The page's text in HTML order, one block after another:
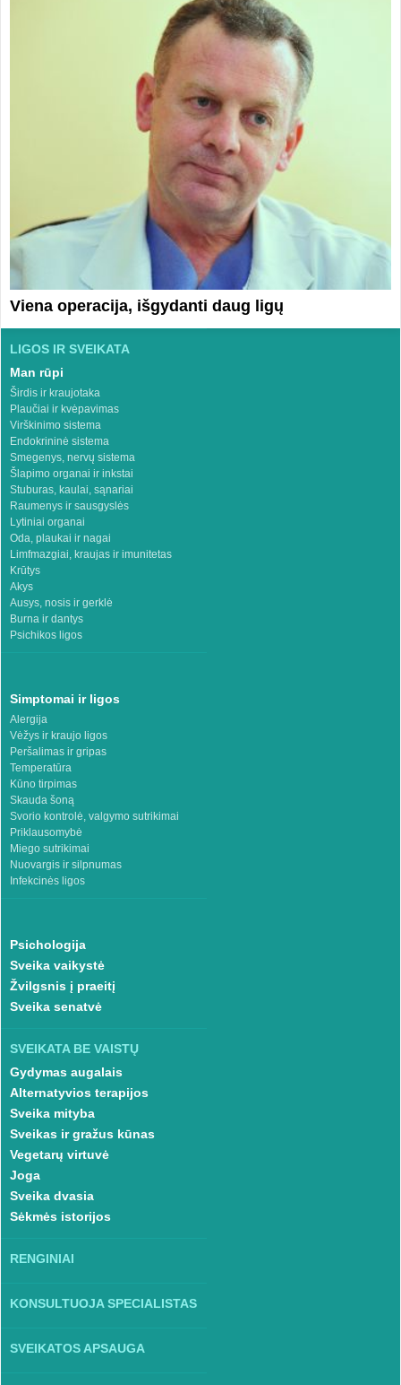
Viena operacija, išgydanti daug ligų
LIGOS IR SVEIKATA
Man rūpi
Širdis ir kraujotaka
Plaučiai ir kvėpavimas
Virškinimo sistema
Endokrininė sistema
Smegenys, nervų sistema
Šlapimo organai ir inkstai
Stuburas, kaulai, sąnariai
Raumenys ir sausgyslės
Lytiniai organai
Oda, plaukai ir nagai
Limfmazgiai, kraujas ir imunitetas
Krūtys
Akys
Ausys, nosis ir gerklė
Burna ir dantys
Psichikos ligos
Simptomai ir ligos
Alergija
Vėžys ir kraujo ligos
Peršalimas ir gripas
Temperatūra
Kūno tirpimas
Skauda šoną
Svorio kontrolė, valgymo sutrikimai
Priklausomybė
Miego sutrikimai
Nuovargis ir silpnumas
Infekcinės ligos
Psichologija
Sveika vaikystė
Žvilgsnis į praeitį
Sveika senatvė
SVEIKATA BE VAISTŲ
Gydymas augalais
Alternatyvios terapijos
Sveika mityba
Sveikas ir gražus kūnas
Vegetarų virtuvė
Joga
Sveika dvasia
Sėkmės istorijos
RENGINIAI
KONSULTUOJA SPECIALISTAS
SVEIKATOS APSAUGA